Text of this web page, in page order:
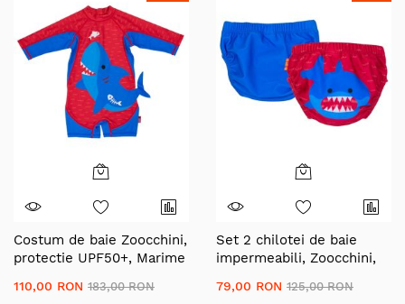
Costum de baie Zoocchini,
protectie UPF50+, Marime
110,00 RON 183,00 RON
Set 2 chilotei de baie
impermeabili, Zoocchini,
M, 12-24 Luni â€“ Shark
79,00 RON 125,00 RON